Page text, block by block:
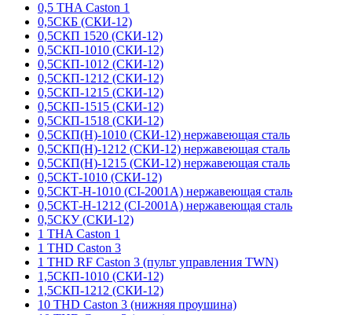
0,5 THA Caston 1
0,5СКБ (СКИ-12)
0,5СКП 1520 (СКИ-12)
0,5СКП-1010 (СКИ-12)
0,5СКП-1012 (СКИ-12)
0,5СКП-1212 (СКИ-12)
0,5СКП-1215 (СКИ-12)
0,5СКП-1515 (СКИ-12)
0,5СКП-1518 (СКИ-12)
0,5СКП(Н)-1010 (СКИ-12) нержавеющая сталь
0,5СКП(Н)-1212 (СКИ-12) нержавеющая сталь
0,5СКП(Н)-1215 (СКИ-12) нержавеющая сталь
0,5СКТ-1010 (СКИ-12)
0,5СКТ-Н-1010 (CI-2001A) нержавеющая сталь
0,5СКТ-Н-1212 (CI-2001A) нержавеющая сталь
0,5СКУ (СКИ-12)
1 THA Caston 1
1 THD Caston 3
1 THD RF Caston 3 (пульт управления TWN)
1,5СКП-1010 (СКИ-12)
1,5СКП-1212 (СКИ-12)
10 THD Caston 3 (нижняя проушина)